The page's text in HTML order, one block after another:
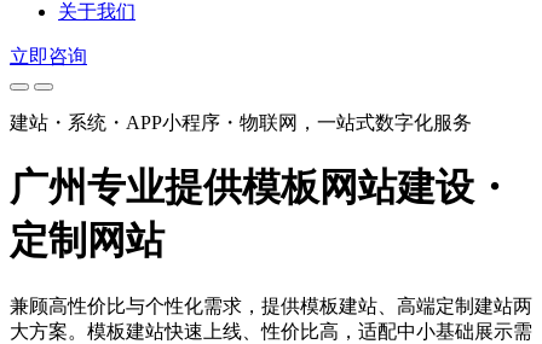
关于我们
立即咨询
建站・系统・APP小程序・物联网，一站式数字化服务
广州专业提供模板网站建设・
定制网站
兼顾高性价比与个性化需求，提供模板建站、高端定制建站两
大方案。模板建站快速上线、性价比高，适配中小基础展示需